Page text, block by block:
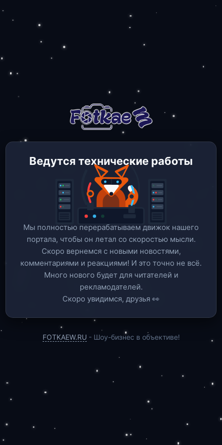
Ведутся технические работы
Мы полностью перерабатываем движок нашего
портала, чтобы он летал со скоростью мысли.
Скоро вернемся c новыми новостями,
комментариями и реакциями! И это точно не всё.
Много нового будет для читателей и
рекламодателей.
Скоро увидимся, друзья 👀
FOTKAEW.RU - Шоу-бизнес в объективе!